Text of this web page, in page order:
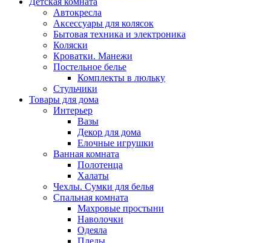
Автокресла
Аксессуары для колясок
Бытовая техника и электроника
Коляски
Кроватки. Манежи
Постельное белье
Комплекты в люльку
Стульчики
Товары для дома
Интерьер
Вазы
Декор для дома
Елочные игрушки
Ванная комната
Полотенца
Халаты
Чехлы. Сумки для белья
Спальная комната
Махровые простыни
Наволочки
Одеяла
Пледы